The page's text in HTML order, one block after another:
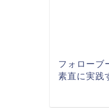
フォローブ
素直に実践